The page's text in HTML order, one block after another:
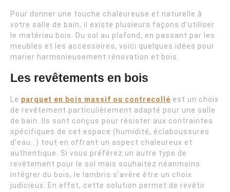
Pour donner une touche chaleureuse et naturelle à
votre salle de bain, il existe plusieurs façons d’utiliser
le matériau bois. Du sol au plafond, en passant par les
meubles et les accessoires, voici quelques idées pour
marier harmonieusement rénovation et bois.
Les revêtements en bois
Le parquet en bois massif ou contrecollé est un choix
de revêtement particulièrement adapté pour une salle
de bain. Ils sont conçus pour résister aux contraintes
spécifiques de cet espace (humidité, éclaboussures
d’eau…) tout en offrant un aspect chaleureux et
authentique. Si vous préférez un autre type de
revêtement pour le sol mais souhaitez néanmoins
intégrer du bois, le lambris s’avère être un choix
judicieux. En effet, cette solution permet de revêtir